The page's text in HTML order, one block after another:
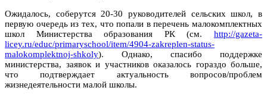
Ожидалось, соберутся 20-30 руководителей сельских школ, в
первую очередь из тех, что попали в перечень малокомплектных
школ Министерства образования РК (см. http://gazeta-
licey.ru/educ/primaryschool/item/4904-zakreplen-status-
malokomplektnoj-shkoly). Однако, спасибо поддержке
министерства, заявок и участников оказалось гораздо больше,
что подтверждает актуальность вопросов/проблем
жизнедеятельности малой школы.